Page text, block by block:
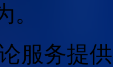
服务提